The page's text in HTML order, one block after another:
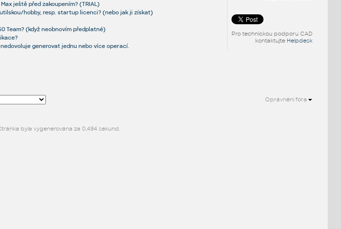
Pro technickou podporu CAD
kontaktujte Helpdesk
ještě před zakoupením? (TRIAL)
hobby, resp. startup licenci? (nebo jak ji získat)
Team? (když neobnovím předplatné)
generovat jednu nebo více operací.
Oprávnění fóra
byla vygenerována za 0,494 sekund.